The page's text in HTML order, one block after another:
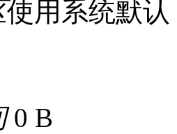
使用系统默认
0 B